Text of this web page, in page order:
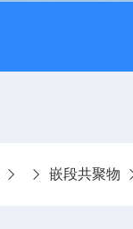
嵌段共聚物